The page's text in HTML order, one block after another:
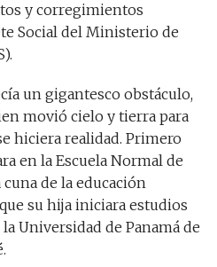
y corregimientos
Social del Ministerio de
un gigantesco obstáculo,
movió cielo y tierra para
hiciera realidad. Primero
en la Escuela Normal de
de la educación
su hija iniciara estudios
Universidad de Panamá de